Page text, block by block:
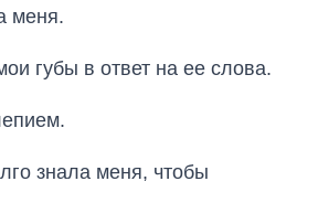
меня.
губы в ответ на ее слова.
знала меня, чтобы